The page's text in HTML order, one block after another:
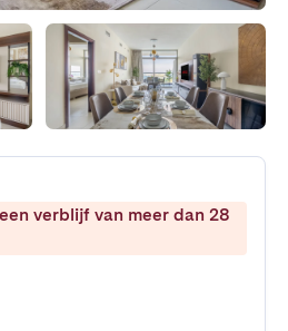
verblijf van meer dan 28